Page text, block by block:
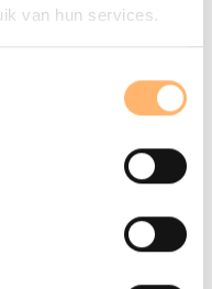
van hun services.
Orchestra